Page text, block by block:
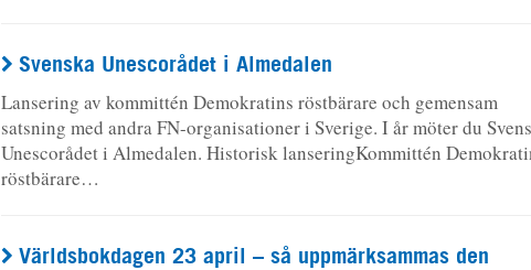
Svenska Unescorådet i Almedalen
Lansering av kommittén Demokratins röstbärare och gemensam
satsning med andra FN-organisationer i Sverige. I år möter du
Unescorådet i Almedalen. Historisk lanseringKommittén
röstbärare…
Världsbokdagen 23 april – så uppmärksammas den